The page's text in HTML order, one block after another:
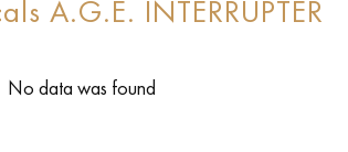
A.G.E. INTERRUPTER
No data was found